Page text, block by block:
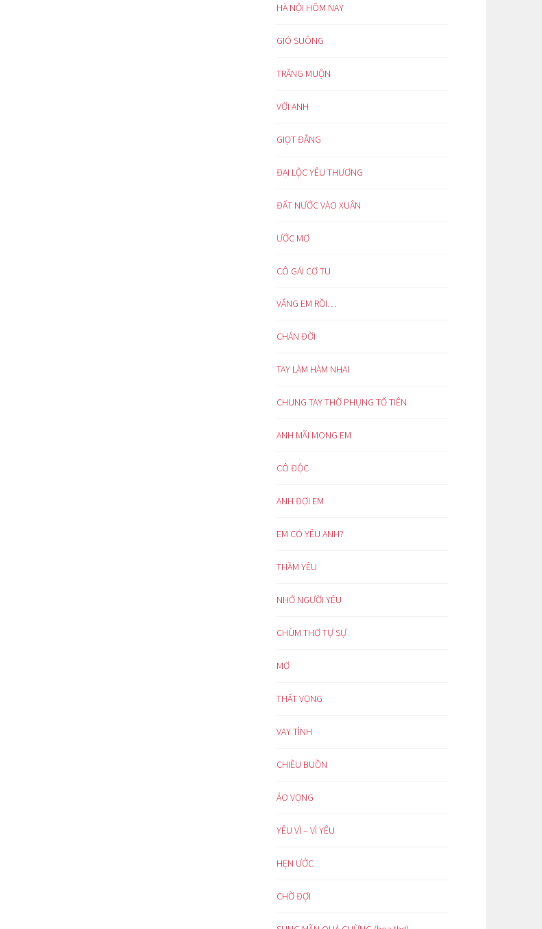
HÀ NỘI HÔM NAY
GIÓ SUÔNG
TRĂNG MUỘN
VỚI ANH
GIỌT ĐẮNG
ĐẠI LỘC YÊU THƯƠNG
ĐẤT NƯỚC VÀO XUÂN
ƯỚC MƠ
CÔ GÁI CƠ TU
VẮNG EM RỒI…
CHÁN ĐỜI
TAY LÀM HÀM NHAI
CHUNG TAY THỜ PHỤNG TỔ TIÊN
ANH MÃI MONG EM
CÔ ĐỘC
ANH ĐỢI EM
EM CÓ YÊU ANH?
THẦM YÊU
NHỚ NGƯỜI YÊU
CHÙM THƠ TỰ SỰ
MƠ
THẤT VỌNG
VAY TÌNH
CHIỀU BUỒN
ẢO VỌNG
YÊU VÌ – VÌ YÊU
HẸN ƯỚC
CHỜ ĐỢI